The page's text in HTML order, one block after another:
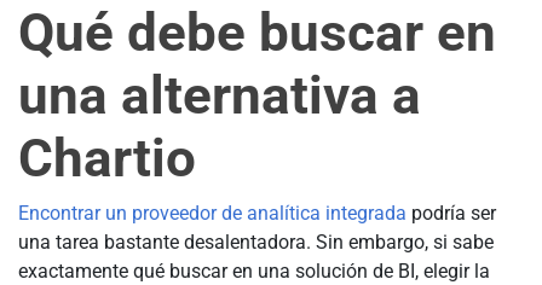
Qué debe buscar en
una alternativa a
Chartio
Encontrar un proveedor de analítica integrada podría ser
una tarea bastante desalentadora. Sin embargo, si sabe
exactamente qué buscar en una solución de BI, elegir la